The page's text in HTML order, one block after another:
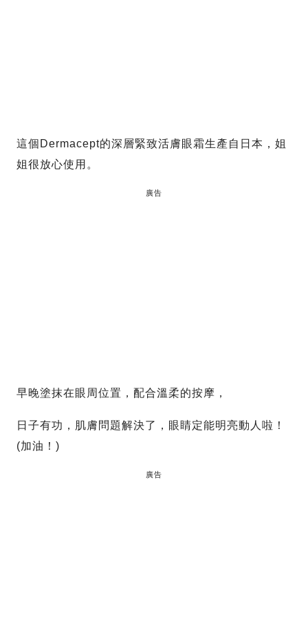
這個Dermacept的深層緊致活膚眼霜生產自日本，姐
姐很放心使用。
廣告
早晚塗抹在眼周位置，配合溫柔的按摩，
日子有功，肌膚問題解決了，眼睛定能明亮動人啦！
(加油！)
廣告